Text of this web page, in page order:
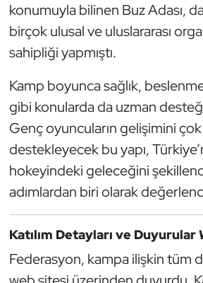
konumuyla bilinen Buz Adası,
birçok ulusal ve uluslararası
sahipliği yapmıştı.
Kamp boyunca sağlık,
gibi konularda da uzman
Genç oyuncuların gelişimini
destekleyecek bu yapı,
hokeyindeki geleceğini
adımlardan biri olarak
Katılım Detayları ve
Federasyon, kampa ilişkin tüm
Özel Sporcular
Paralimpik
Ragbi
Satranç
Su Topu
Tekvando
Tenis